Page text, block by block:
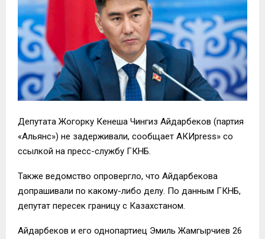
Депутата Жогорку Кенеша Чингиз Айдарбеков (партия
«Альянс») не задерживали, сообщает АКИpress» со
ссылкой на пресс-службу ГКНБ.
Также ведомство опровергло, что Айдарбекова
допрашивали по какому-либо делу. По данным ГКНБ,
депутат пересек границу с Казахстаном.
Айдарбеков и его однопартиец Эмиль Жамгырчиев 26